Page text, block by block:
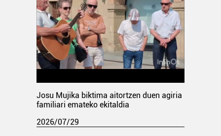
Josu Mujika biktima aitortzen duen agiria
familiari emateko ekitaldia
2026/07/29